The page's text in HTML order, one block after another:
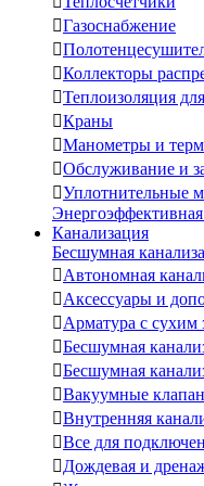
Газоснабжение

Коллекторы
Теплоизоляция
Краны
Манометры и
Обслуживание и
Уплотнительные
Канализация
Бесшумная
Автономная
Аксессуары и
Арматура с сухим
Бесшумная
Бесшумная
Вакуумные
Внутренняя
Все для
Дождевая и